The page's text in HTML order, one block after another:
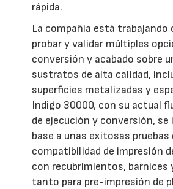
rápida.
La compañía está trabajando
probar y validar múltiples
conversión y acabado sobre
sustratos de alta calidad,
superficies metalizadas y
Indigo 30000, con su actual
de ejecución y conversión, se
base a unas exitosas pruebas
compatibilidad de impresión
con recubrimientos, barnices
tanto para pre-impresión de